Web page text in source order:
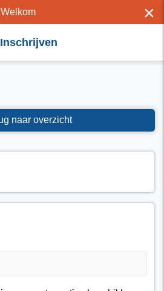
Welkom ×
Inschrijven
naar overzicht